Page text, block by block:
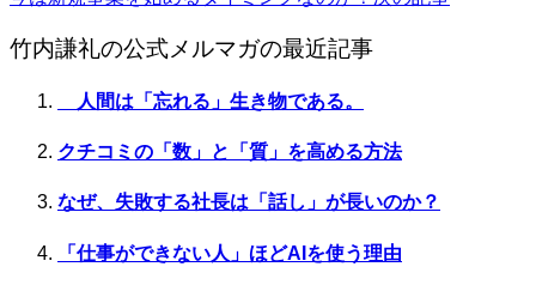
竹内謙礼の公式メルマガの最近記事
人間は「忘れる」生き物である。
クチコミの「数」と「質」を高める方法
なぜ、失敗する社長は「話し」が長いのか？
「仕事ができない人」ほどAIを使う理由